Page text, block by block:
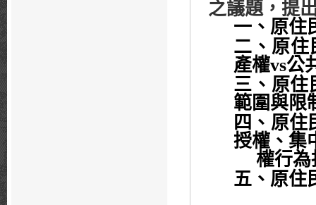
之議題，提
一、原住
二、原住
產權vs公
三、原住
範圍與限
四、原住
授權、集
權行為
五、原住